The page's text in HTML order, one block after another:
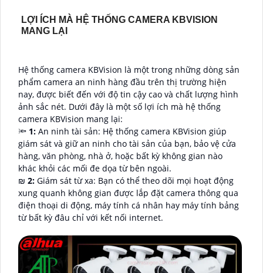
LỢI ÍCH MÀ HỆ THỐNG CAMERA KBVISION
MANG LẠI
Hệ thống camera KBVision là một trong những dòng sản
phẩm camera an ninh hàng đầu trên thị trường hiện
nay, được biết đến với độ tin cậy cao và chất lượng hình
ảnh sắc nét. Dưới đây là một số lợi ích mà hệ thống
camera KBVision mang lại:
🔦 1: An ninh tài sản: Hệ thống camera KBVision giúp
giám sát và giữ an ninh cho tài sản của bạn, bảo vệ cửa
hàng, văn phòng, nhà ở, hoặc bất kỳ không gian nào
khác khỏi các mối đe dọa từ bên ngoài.
₪ 2: Giám sát từ xa: Bạn có thể theo dõi mọi hoạt động
xung quanh không gian được lắp đặt camera thông qua
điện thoại di động, máy tính cá nhân hay máy tính bảng
từ bất kỳ đâu chỉ với kết nối internet.